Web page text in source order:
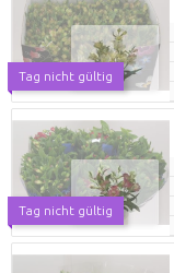
Tag nicht gültig
Tag nicht gültig